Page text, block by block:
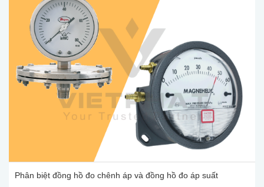
Phân biệt đồng hồ đo chênh áp và đồng hồ đo áp suất